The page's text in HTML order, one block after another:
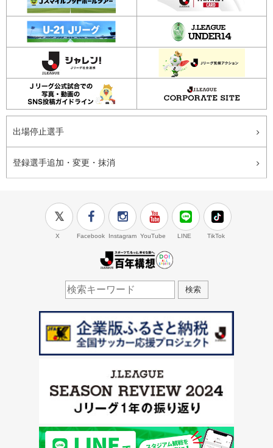
出場停止選手
登録選手追加・変更・抹消
X Facebook Instagram YouTube LINE TikTok
検索